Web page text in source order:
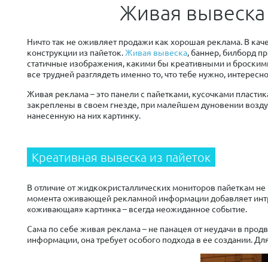
Живая
Ничто так не оживляет продажи как хорошая реклама. В
конструкции из пайеток.Живая вывеска, баннер, билборд
статичные изображения, какими бы креативными и
все трудней разглядеть именно то, что тебе нужно,
Живая реклама – это панели с пайетками, кусочками
закреплены в своем гнезде, при малейшем дуновении
нанесенную на них картинку.
Креативная вывеска из пайеток
В отличие от жидкокристаллических мониторов пайеткам
момента оживающей рекламной информации добавляет
«оживающая» картинка – всегда неожиданное событие.
Сама по себе живая реклама – не панацея от неудачи в
информации, она требует особого подхода в ее создании.